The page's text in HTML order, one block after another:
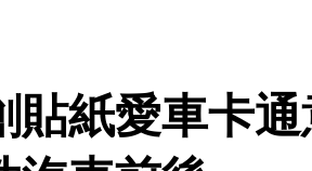
貼紙愛車卡